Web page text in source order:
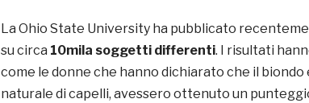
La Ohio State University ha pubblicato
su circa 10mila soggetti differenti. I risultati
come le donne che hanno dichiarato che il biondo
naturale di capelli, avessero ottenuto un